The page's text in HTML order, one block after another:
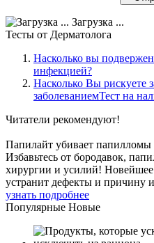
Загрузка ...
Тесты от Дерматолога
Насколько вы
инфекцией?
Насколько Вы рискуете
заболеваниемТест на
Читатели рекомендуют!
Папилайт убивает папилломы
Избавьтесь от бородавок,
хирургии и усилий!
устранит дефекты и причину
узнать подробнее
Популярные Новые